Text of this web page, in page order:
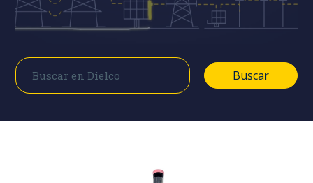
Buscar
Buscar
Buscar